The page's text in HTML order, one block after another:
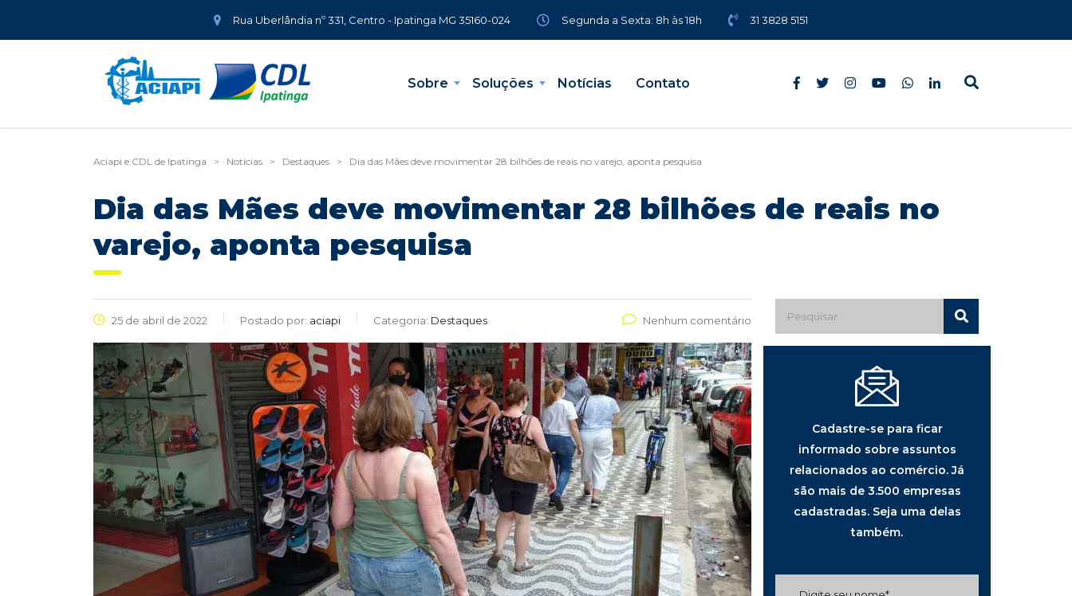
Rua Uberlândia nº 331, Centro - Ipatinga MG 35160-024 Segunda a Sexta: 8h às 18h 31 3828 5151
Sobre Soluções Notícias Contato
Aciapi e CDL de Ipatinga > Notícias > Destaques > Dia das Mães deve movimentar 28 bilhões de reais no varejo, aponta pesquisa
Dia das Mães deve movimentar 28 bilhões de reais no
varejo, aponta pesquisa
25 de abril de 2022 Postado por: aciapi Categoria: Destaques Nenhum comentário
Cadastre-se para ficar
informado sobre assuntos
relacionados ao comércio. Já
são mais de 3.500 empresas
cadastradas. Seja uma delas
também.